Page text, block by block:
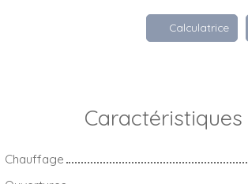
Calculatrice
Caractéristiques
Chauffage